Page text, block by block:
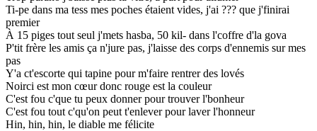
Ti-pe dans ma tess mes poches étaient vides, j'ai ??? que j'finirai
premier
À 15 piges tout seul j'mets hasba, 50 kil- dans l'coffre d'la gova
P'tit frère les amis ça n'jure pas, j'laisse des corps d'ennemis sur mes
pas
Y'a ct'escorte qui tapine pour m'faire rentrer des lovés
Noirci est mon cœur donc rouge est la couleur
C'est fou c'que tu peux donner pour trouver l'bonheur
C'est fou tout c'qu'on peut t'enlever pour laver l'honneur
Hin, hin, hin, le diable me félicite